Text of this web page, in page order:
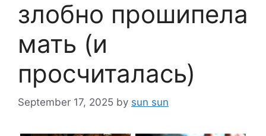
злобно прошипела
мать (и
просчиталась)
September 17, 2025 by sun sun